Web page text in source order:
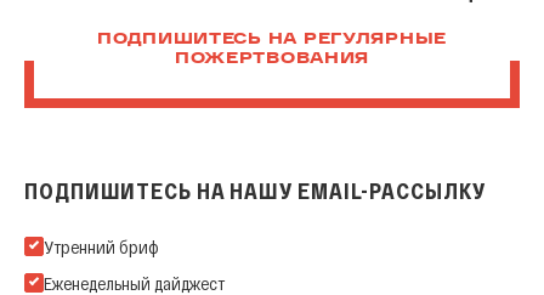
ПОДПИШИТЕСЬ НА РЕГУЛЯРНЫЕ
ПОЖЕРТВОВАНИЯ
ПОДПИШИТЕСЬ НА НАШУ EMAIL-РАССЫЛКУ
Подпишитесь на нашу Email-рассылку
Утренний бриф
Еженедельный дайджест